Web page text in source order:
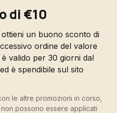
di €10
un buono sconto di
ordine del valore
valido per 30 giorni dal
è spendibile sul sito
le altre promozioni in corso,
possono essere applicati